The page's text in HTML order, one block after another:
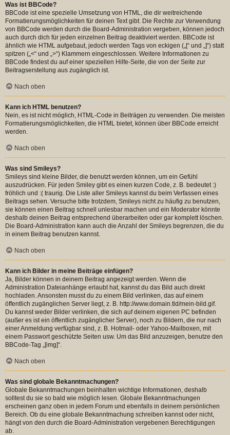
Was ist BBCode?
BBCode ist eine spezielle Umsetzung von HTML, die dir weitreichende
Formatierungsmöglichkeiten für deinen Text gibt. Die Rechte zur Verwendung
von BBCode werden durch die Board-Administration vergeben, können jedoch
auch durch dich für jeden einzelnen Beitrag deaktiviert werden. BBCode ist
ähnlich wie HTML aufgebaut, jedoch werden Tags von eckigen („[“ und „]“) statt
spitzen („<“ und „>“) Klammern eingeschlossen. Weitere Informationen zu
BBCode findest du auf einer speziellen Hilfe-Seite, die von der Seite zur
Beitragserstellung aus zugänglich ist.
Nach oben
Kann ich HTML benutzen?
Nein, es ist nicht möglich, HTML-Code in Beiträgen zu verwenden. Die meisten
Formatierungsmöglichkeiten, die HTML bietet, können über BBCode erreicht
werden.
Nach oben
Was sind Smileys?
Smileys sind kleine Bilder, die benutzt werden können, um ein Gefühl
auszudrücken. Für jeden Smiley gibt es einen kurzen Code, z. B. bedeutet :)
fröhlich und :( traurig. Die Liste aller Smileys kannst du beim Verfassen eines
Beitrags sehen. Versuche bitte trotzdem, Smileys nicht zu häufig zu benutzen,
sie können einen Beitrag schnell unlesbar machen und ein Moderator könnte
deshalb deinen Beitrag entsprechend überarbeiten oder gar komplett löschen.
Die Board-Administration kann auch die Anzahl der Smileys begrenzen, die du
in einem Beitrag benutzen kannst.
Nach oben
Kann ich Bilder in meine Beiträge einfügen?
Ja, Bilder können in deinem Beitrag angezeigt werden. Wenn die
Administration Dateianhänge erlaubt hat, kannst du das Bild auch direkt
hochladen. Ansonsten musst du zu einem Bild verlinken, das auf einem
öffentlich zugänglichen Server liegt, z. B. http://www.domain.tld/mein-bild.gif.
Du kannst weder Bilder verlinken, die sich auf deinem eigenen PC befinden
(außer es ist ein öffentlich zugänglicher Server), noch zu Bildern, die nur nach
einer Anmeldung verfügbar sind, z. B. Hotmail- oder Yahoo-Mailboxen, mit
einem Passwort geschützte Seiten usw. Um das Bild anzuzeigen, benutze den
BBCode-Tag „[img]“.
Nach oben
Was sind globale Bekanntmachungen?
Globale Bekanntmachungen beinhalten wichtige Informationen, deshalb
solltest du sie so bald wie möglich lesen. Globale Bekanntmachungen
erscheinen ganz oben in jedem Forum und ebenfalls in deinem persönlichen
Bereich. Ob du eine globale Bekanntmachung schreiben kannst oder nicht,
hängt von den durch die Board-Administration vergebenen Berechtigungen
ab.